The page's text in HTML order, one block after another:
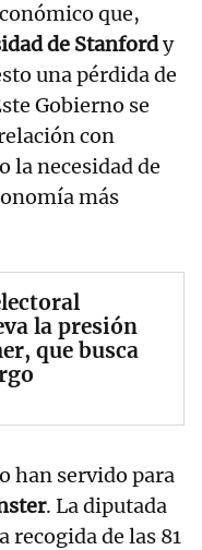
que,
de Stanfordy
una pérdida de
Gobierno se
con
la necesidad de
más
la presión
que busca
han servido para
. La diputada
recogida de las 81